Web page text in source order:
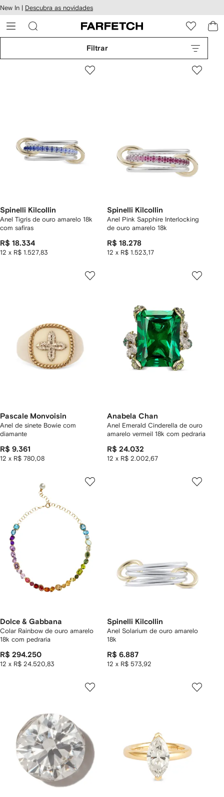
o
New In | Descubra as novidades
Filtrar
Spinelli Kilcollin
Anel Tigris de ouro amarelo 18k
com safiras
R$ 18.334
12 x R$ 1.527,83
Spinelli Kilcollin
Anel Pink Sapphire Interlocking
de ouro amarelo 18k
R$ 18.278
12 x R$ 1.523,17
Pascale Monvoisin
Anel de sinete Bowie com
diamante
R$ 9.361
12 x R$ 780,08
Anabela Chan
Anel Emerald Cinderella de ouro
amarelo vermeil 18k com pedraria
R$ 24.032
12 x R$ 2.002,67
Dolce & Gabbana
Colar Rainbow de ouro amarelo
18k com pedraria
R$ 294.250
12 x R$ 24.520,83
Spinelli Kilcollin
Anel Solarium de ouro amarelo
18k
R$ 6.887
12 x R$ 573,92